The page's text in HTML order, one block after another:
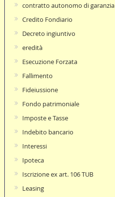
contratto autonomo di garanzia
Credito Fondiario
Decreto ingiuntivo
eredità
Esecuzione Forzata
Fallimento
Fideiussione
Fondo patrimoniale
Imposte e Tasse
Indebito bancario
Interessi
Ipoteca
Iscrizione ex art. 106 TUB
Leasing